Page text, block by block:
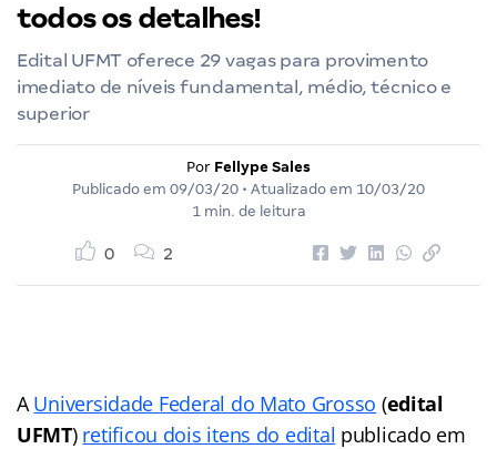
todos os detalhes!
Edital UFMT oferece 29 vagas para provimento
imediato de níveis fundamental, médio, técnico e
superior
Por Fellype Sales
Publicado em 09/03/20 • Atualizado em 10/03/20
1 min. de leitura
0 2
AUniversidade Federal do Mato Grosso (edital
UFMT) retificou dois itens do edital publicado em